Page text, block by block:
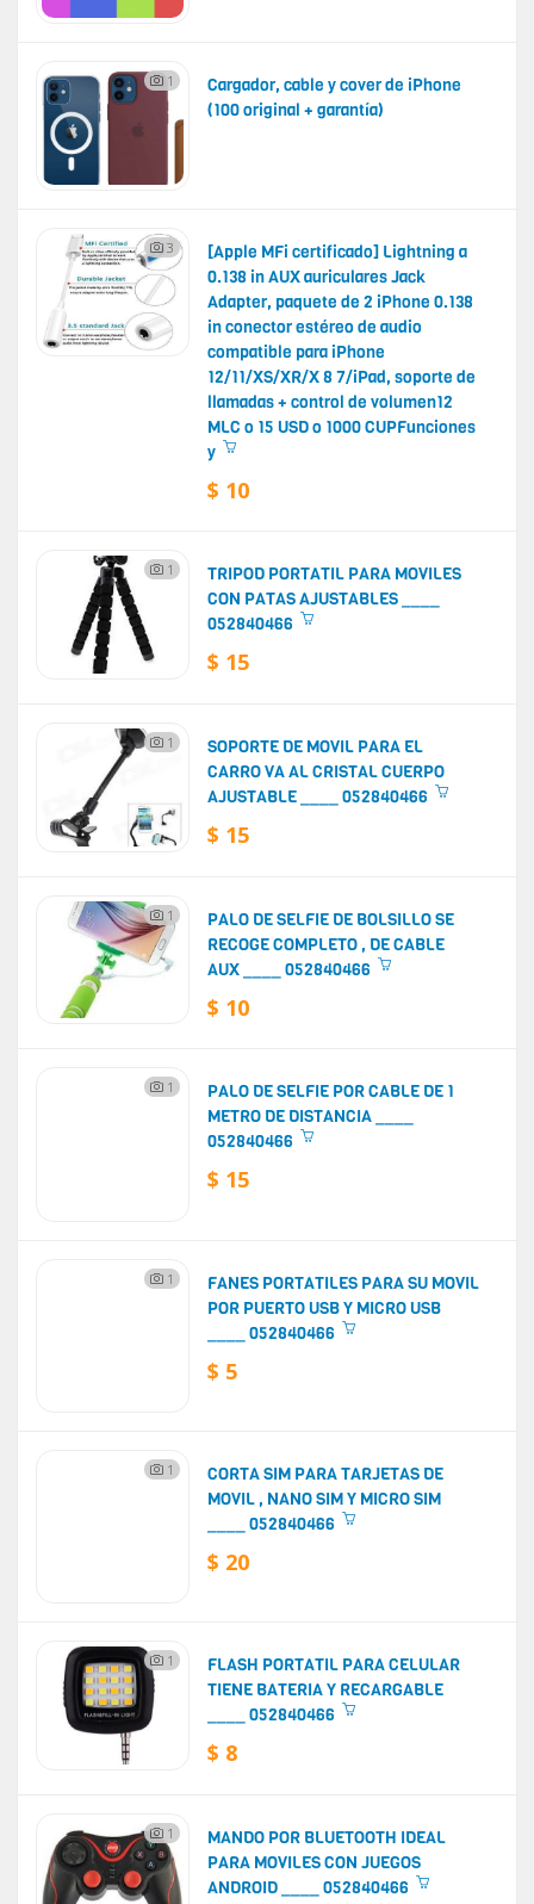
1
Cargador, cable y cover de iPhone
(100 original + garantía)
3
[Apple MFi certificado] Lightning a
0.138 in AUX auriculares Jack
Adapter, paquete de 2 iPhone 0.138
in conector estéreo de audio
compatible para iPhone
12/11/XS/XR/X 8 7/iPad, soporte de
llamadas + control de volumen12
MLC o 15 USD o 1000 CUPFunciones
y
$ 10
1
TRIPOD PORTATIL PARA MOVILES
CON PATAS AJUSTABLES ____
052840466
$ 15
1
SOPORTE DE MOVIL PARA EL
CARRO VA AL CRISTAL CUERPO
AJUSTABLE ____ 052840466
$ 15
1
PALO DE SELFIE DE BOLSILLO SE
RECOGE COMPLETO , DE CABLE
AUX ____ 052840466
$ 10
1
PALO DE SELFIE POR CABLE DE 1
METRO DE DISTANCIA ____
052840466
$ 15
1
FANES PORTATILES PARA SU MOVIL
POR PUERTO USB Y MICRO USB
____ 052840466
$ 5
1
CORTA SIM PARA TARJETAS DE
MOVIL , NANO SIM Y MICRO SIM
____ 052840466
$ 20
1
FLASH PORTATIL PARA CELULAR
TIENE BATERIA Y RECARGABLE
____ 052840466
$ 8
1
MANDO POR BLUETOOTH IDEAL
PARA MOVILES CON JUEGOS
ANDROID ____ 052840466